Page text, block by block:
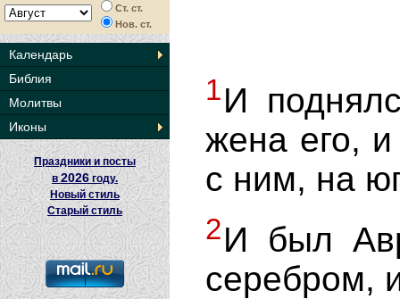
Ст. ст.
Нов. ст.
Календарь
Библия
Молитвы
Иконы
Праздники и посты
в2026 году.
Новый стиль
Старый стиль
1И
жена его,
с ним, на
2И был
серебром,